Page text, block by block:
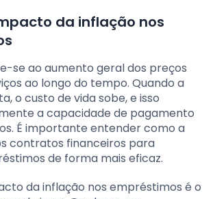
da inflação nos
se ao aumento geral dos preços
ao longo do tempo. Quando a
o custo de vida sobe, e isso
a capacidade de pagamento
É importante entender como a
contratos financeiros para
de forma mais eficaz.
da inflação nos empréstimos é o